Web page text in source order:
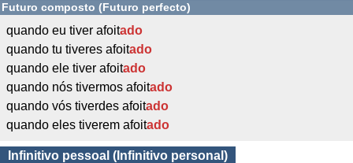
Futuro composto (Futuro perfecto)
quando eu tiver afoitado
quando tu tiveres afoitado
quando ele tiver afoitado
quando nós tivermos afoitado
quando vós tiverdes afoitado
quando eles tiverem afoitado
Infinitivo pessoal (Infinitivo personal)